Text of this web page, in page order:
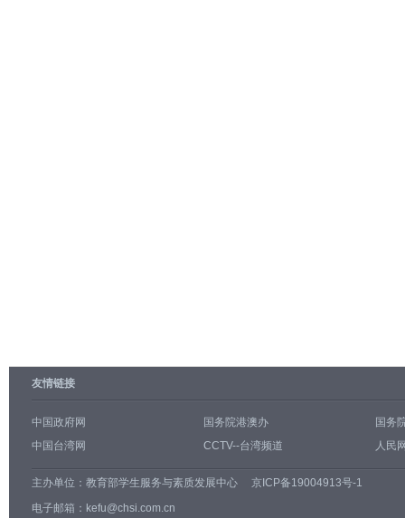
友情链接
中国政府网 国务院港澳办
国务
中国台湾网
CCTV--台湾频道 人民
主办单位： 教育部学生服务与素质发展中心
京ICP备19004913号-1
电子邮箱：kefu@chsi.com.cn